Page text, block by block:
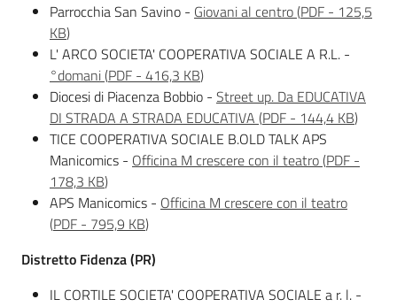
Parrocchia San Savino - Giovani al centro(PDF - 125,5
KB)
L' ARCO SOCIETA' COOPERATIVA SOCIALE A R.L. -
°domani(PDF - 416,3 KB)
Diocesi di Piacenza Bobbio - Street up. Da EDUCATIVA
DI STRADA A STRADA EDUCATIVA (PDF - 144,4 KB)
TICE COOPERATIVA SOCIALE B.OLD TALK APS
Manicomics - Officina M crescere con il teatro(PDF -
178,3 KB)
APS Manicomics - Officina M crescere con il teatro
(PDF - 795,9 KB)
Distretto Fidenza(PR)
IL CORTILE SOCIETA' COOPERATIVA SOCIALE a r. l. -